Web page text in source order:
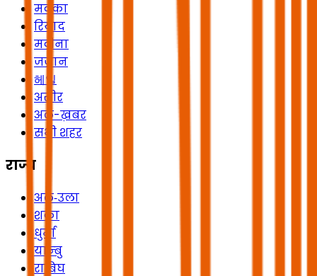
मक्का
रियाद
मदीना
जज़ान
헤일
असीर
अल-ख़बर
सभी शहर
राज्य
अल‑उला
शक्रा
धुर्मा
यान्बु
राबिघ